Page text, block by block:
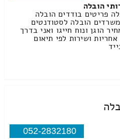
הובלה
פריטים בודדים הובלה
הובלה לסטודנטים
הוגן ונוח חייגו ואני בדרך
ושירות לפי תיאום
052-2832180